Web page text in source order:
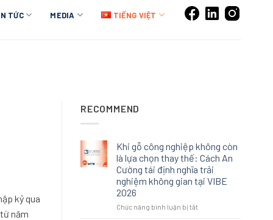
TỨC MEDIA TIẾNG VIỆT
kỷ qua
năm
RECOMMEND
Khi gỗ công nghiệp không còn
là lựa chọn thay thế: Cách An
Cường tái định nghĩa trải
nghiệm không gian tại VIBE
2026
Chức năng bình luận bị tắtở